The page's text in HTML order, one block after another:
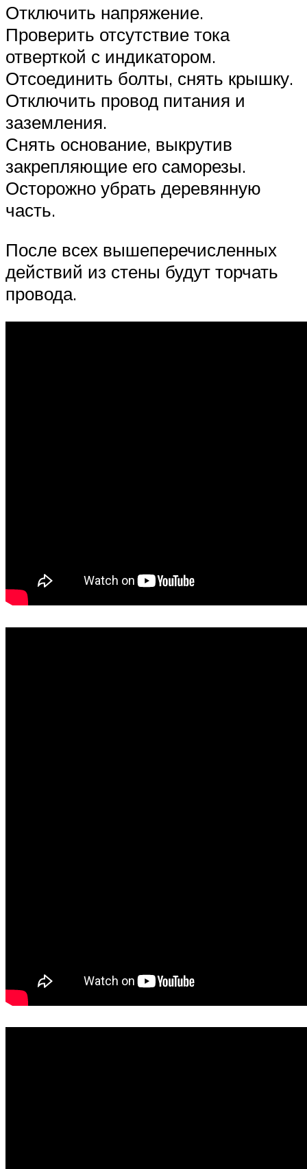
Отключить напряжение.
Проверить отсутствие тока
отверткой с индикатором.
Отсоединить болты, снять крышку.
Отключить провод питания и
заземления.
Снять основание, выкрутив
закрепляющие его саморезы.
Осторожно убрать деревянную
часть.
После всех вышеперечисленных
действий из стены будут торчать
провода.